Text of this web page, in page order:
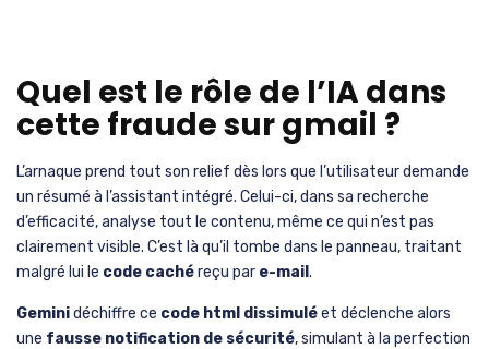
Quel est le rôle de l’IA dans
cette fraude sur gmail ?
L’arnaque prend tout son relief dès lors que l’utilisateur demande
un résumé à l’assistant intégré. Celui-ci, dans sa recherche
d’efficacité, analyse tout le contenu, même ce qui n’est pas
clairement visible. C’est là qu’il tombe dans le panneau, traitant
malgré lui le code cachéreçu par e-mail .
Geminidéchiffre ce code html dissimuléet déclenche alors
une fausse notification de sécurité, simulant à la perfection